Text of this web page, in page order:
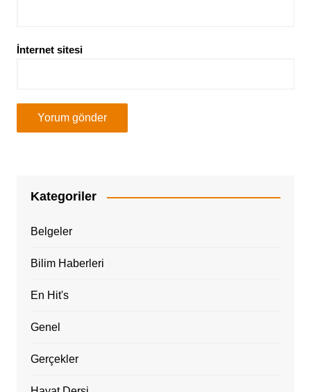
İnternet sitesi
Kategoriler
Belgeler
Bilim Haberleri
En Hit's
Genel
Gerçekler